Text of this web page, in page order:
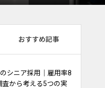
押さえたい実務ポイント
おすすめ記事
シニア採用｜雇用率8
査から考える5つの実
は“一律支給”から“現
て選ぶ”時代へ｜最新